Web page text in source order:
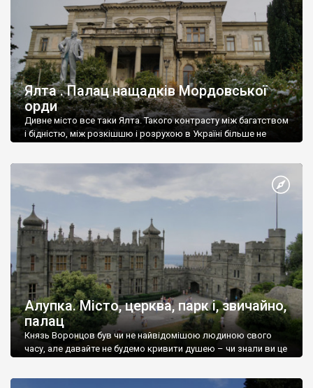
Ялта . Палац нащадків Мордовської
орди
Дивне місто все таки Ялта. Такого контрасту між багатством
і бідністю, між розкішшю і розрухою в Україні більше не
Алупка. Місто, церква, парк і, звичайно,
палац
Князь Воронцов був чи не найвідомішою людиною свого
часу, але давайте не будемо кривити душею – чи знали ви це